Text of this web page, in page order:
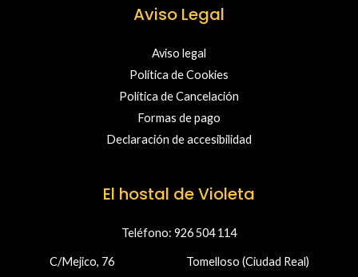
Aviso Legal
Aviso legal
Política de Cookies
Política de Cancelación
Formas de pago
Declaración de accesibilidad
El hostal de Violeta
Teléfono: 926 504 114
C/Mejico, 76 Tomelloso (Ciudad Real)